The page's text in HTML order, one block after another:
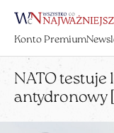
Konto Premium
NATO testuje
antydronowy